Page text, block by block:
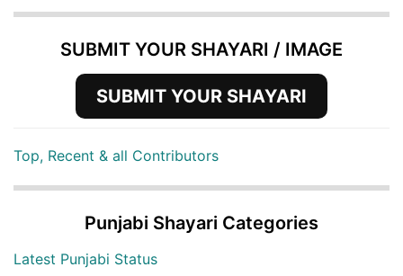
SUBMIT YOUR SHAYARI / IMAGE
SUBMIT YOUR SHAYARI
Top, Recent & all Contributors
Punjabi Shayari Categories
Latest Punjabi Status